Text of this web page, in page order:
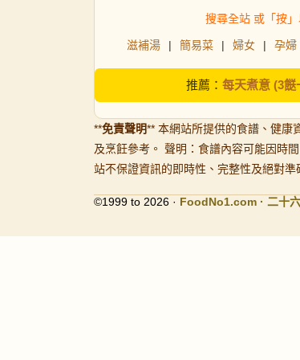
搜尋全站 或「按
滋補湯 | 簡易菜 | 婦女 | 孕婦
推薦： 每天煮意 (3餸
**免責聲明** 本網站所提供的食譜、健康
及烹飪參考。 聲明：食譜內容可能因時
站不保證資訊的即時性、完整性及絕對準
©1999 to 2026 · FoodNo1.com · 二十